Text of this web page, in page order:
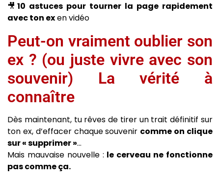
🎥 10 astuces pour tourner la page rapidement
avec ton exen vidéo
Peut-on vraiment oublier son
ex ? (ou juste vivre avec son
souvenir) La vérité à
connaître
Dès maintenant, tu rêves de tirer un trait définitif sur
ton ex, d’effacer chaque souvenir comme on clique
sur « supprimer »…
Mais mauvaise nouvelle : le cerveau ne fonctionne
pas comme ça.